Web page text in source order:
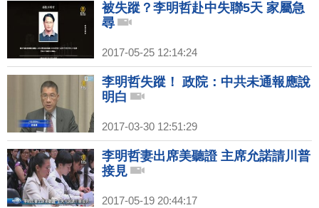
被失蹤？李明哲赴中失聯5天 家屬急
尋
2017-05-25 12:14:24
李明哲失蹤！ 政院：中共未通報應說
明白
2017-03-30 12:51:29
李明哲妻出席美聽證 主席允諾請川普
接見
2017-05-19 20:44:17